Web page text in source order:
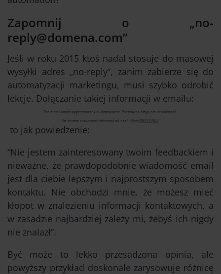
Zapomnij o „no-
reply@domena.com”
Jeśli w roku 2015 ktoś nadal stosuje do masowej
wysyłki adres „no-reply”, zanim zabierze się do
automatyzacji marketingu, musi szybko odrobić
lekcje. Dołączanie takiej informacji w emailu:
to jak powiedzenie:
“Nie jestem zainteresowany twoim feedbackiem i
nieważne, że prawdopodobnie wiadomość email
jest dla ciebie lepszym i najprostszym sposobem
kontaktu. Nie obchodzi mnie, że możesz mieć
kłopot w znalezieniu informacji kontaktowych, a
w zasadzie najbardziej zależy mi, żebyś ich nigdy
nie znalazł”.
Być może to lekko przesadzona opinia, ale
powyższy przykład doskonale zarysowuje różnicę